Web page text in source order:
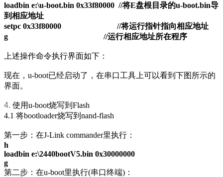
loadbin e:\u-boot.bin 0x33f80000 //将E盘根目录的u-boot.bin导
到相应地址
setpc 0x33f80000 //将运行指针指向相应地址
g //运行相应地址所在程序
上述操作命令执行界面如下：
现在，u-boot已经启动了，在串口工具上可以看到下图所示的
界面。
4. 使用u-boot烧写到Flash
4.1 将bootloader烧写到nand-flash
第一步：在J-Link commander里执行：
h
loadbin e:\2440bootV5.bin 0x30000000
g
第二步：在u-boot里执行(串口终端)：